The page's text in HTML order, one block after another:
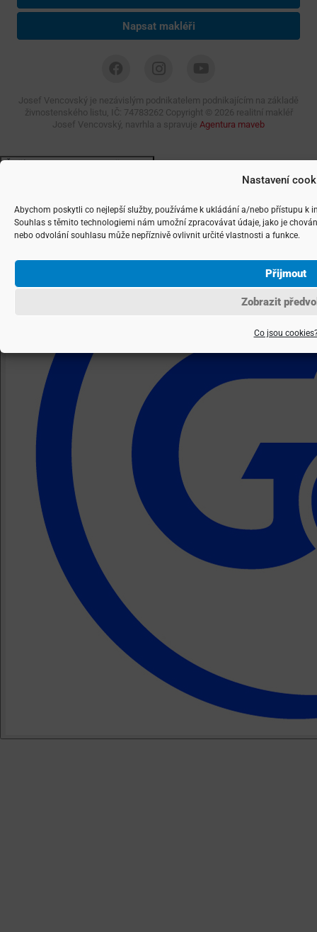
Nastavení
Abychom poskytli co nejlepší služby, používáme k ukládání a/nebo přístupu k
Souhlas s těmito technologiemi nám umožní zpracovávat údaje, jako je
nebo odvolání souhlasu může nepříznivě ovlivnit určité vlastnosti a funkce.
Přijmout
Zobrazit
Co jsou
Napsat makléři
Josef Vencovský je nezávislým podnikatelem podnikajícím na základě
živnostenského listu, IČ: 74783262 Copyright © 2026 realitní makléř
Josef Vencovský, navrhla a spravuje Agentura maveb